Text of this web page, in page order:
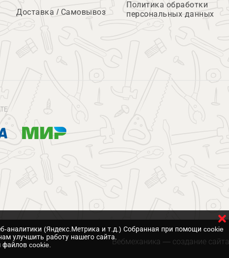
Доставка / Самовывоз
Политика обработки
персональных данных
Вебмеханика — создание сайта
аналитики (Яндекс.Метрика и т.д.) Собранная при помощи cookie
улучшить работу нашего сайта.
cookie.